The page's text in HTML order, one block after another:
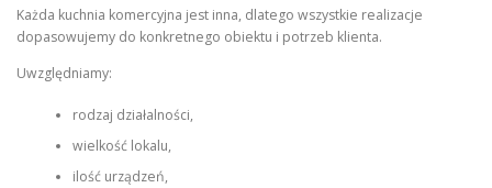
Każda kuchnia komercyjna jest inna, dlatego wszystkie realizacje
dopasowujemy do konkretnego obiektu i potrzeb klienta.
Uwzględniamy:
rodzaj działalności,
wielkość lokalu,
ilość urządzeń,